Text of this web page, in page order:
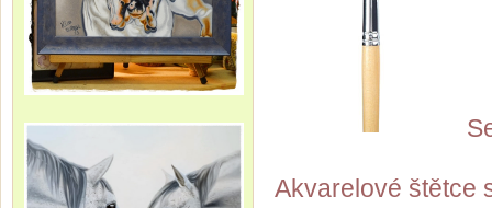
Akvarelové štětce